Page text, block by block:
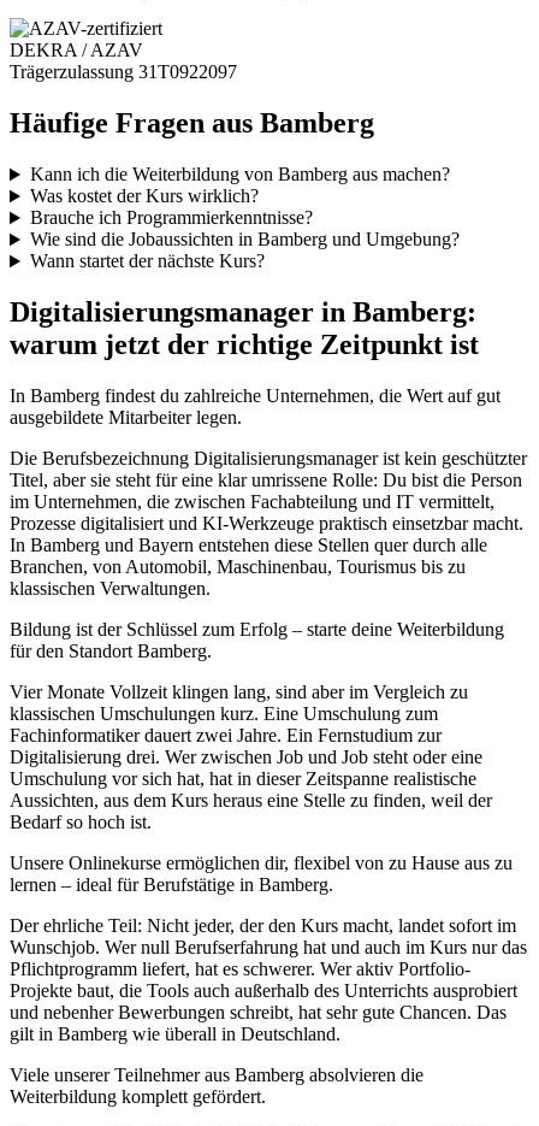
DEKRA / AZAV
Trägerzulassung 31T0922097
Häufige Fragen aus Bamberg
Kann ich die Weiterbildung von Bamberg aus machen?
Was kostet der Kurs wirklich?
Brauche ich Programmierkenntnisse?
Wie sind die Jobaussichten in Bamberg und Umgebung?
Wann startet der nächste Kurs?
Digitalisierungsmanager in Bamberg:
warum jetzt der richtige Zeitpunkt ist
In Bamberg findest du zahlreiche Unternehmen, die Wert auf gut
ausgebildete Mitarbeiter legen.
Die Berufsbezeichnung Digitalisierungsmanager ist kein geschützter
Titel, aber sie steht für eine klar umrissene Rolle: Du bist die Person
im Unternehmen, die zwischen Fachabteilung und IT vermittelt,
Prozesse digitalisiert und KI-Werkzeuge praktisch einsetzbar macht.
In Bamberg und Bayern entstehen diese Stellen quer durch alle
Branchen, von Automobil, Maschinenbau, Tourismus bis zu
klassischen Verwaltungen.
Bildung ist der Schlüssel zum Erfolg – starte deine Weiterbildung
für den Standort Bamberg.
Vier Monate Vollzeit klingen lang, sind aber im Vergleich zu
klassischen Umschulungen kurz. Eine Umschulung zum
Fachinformatiker dauert zwei Jahre. Ein Fernstudium zur
Digitalisierung drei. Wer zwischen Job und Job steht oder eine
Umschulung vor sich hat, hat in dieser Zeitspanne realistische
Aussichten, aus dem Kurs heraus eine Stelle zu finden, weil der
Bedarf so hoch ist.
Unsere Onlinekurse ermöglichen dir, flexibel von zu Hause aus zu
lernen – ideal für Berufstätige in Bamberg.
Der ehrliche Teil: Nicht jeder, der den Kurs macht, landet sofort im
Wunschjob. Wer null Berufserfahrung hat und auch im Kurs nur das
Pflichtprogramm liefert, hat es schwerer. Wer aktiv Portfolio-
Projekte baut, die Tools auch außerhalb des Unterrichts ausprobiert
und nebenher Bewerbungen schreibt, hat sehr gute Chancen. Das
gilt in Bamberg wie überall in Deutschland.
Viele unserer Teilnehmer aus Bamberg absolvieren die
Weiterbildung komplett gefördert.